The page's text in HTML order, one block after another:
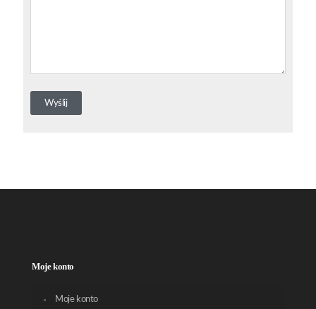
Moje konto
Moje konto